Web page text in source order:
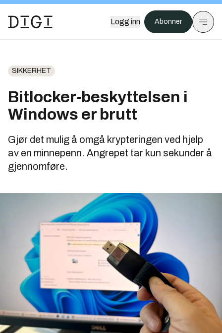
Logg inn Abonner
SIKKERHET
Bitlocker-beskyttelsen i
Windows er brutt
Gjør det mulig å omgå krypteringen ved hjelp
av en minnepenn. Angrepet tar kun sekunder å
gjennomføre.